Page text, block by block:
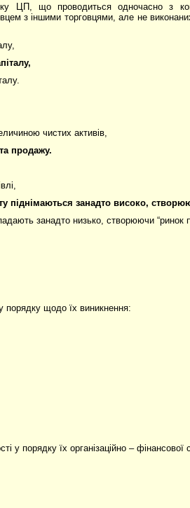
ЦП, що проводиться одночасно з
з іншими торговцями, але не
чистих активів,
продажу.
піднімаються занадто високо,
занадто низько, створюючи “ринок
порядку щодо їх виникнення:
у порядку їх організаційно – фінансової